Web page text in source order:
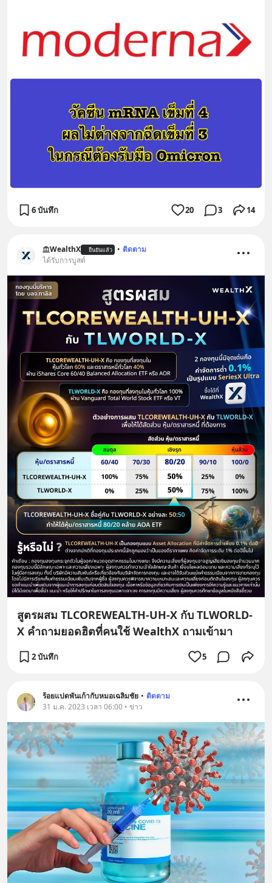
6 บันทึก 20 3 14
WealthX ยืนยันแล้ว • ติดตาม
ได้รับการบูสต์
สูตรผสม TLCOREWEALTH-UH-X กับ TLWORLD-
X คำถามยอดฮิตที่คนใช้ WealthX ถามเข้ามา
2 บันทึก 5
ร้อยแปดพันเก้ากับหมอเฉลิมชัย • ติดตาม
31 ม.ค. 2023 เวลา 06:00 • ข่าว